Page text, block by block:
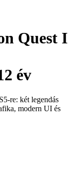
Quest I
év
re: két legendás
modern UI és